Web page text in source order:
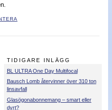
TIDIGARE INLÄGG
BL ULTRA One Day Multifocal
Bausch Lomb återvinner över 310 ton
linsavfall
Glasögonabonnemang – smart eller
dyrt?